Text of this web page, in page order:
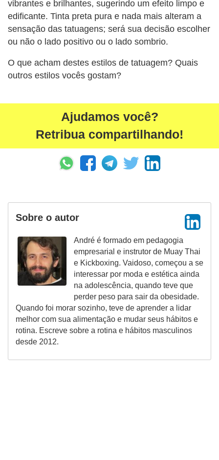
vibrantes e brilhantes, sugerindo um efeito limpo e
edificante. Tinta preta pura e nada mais alteram a
sensação das tatuagens; será sua decisão escolher
ou não o lado positivo ou o lado sombrio.
O que acham destes estilos de tatuagem? Quais
outros estilos vocês gostam?
Ajudamos você?
Retribua compartilhando!
Sobre o autor
André é formado em pedagogia
empresarial e instrutor de Muay Thai
e Kickboxing. Vaidoso, começou a se
interessar por moda e estética ainda
na adolescência, quando teve que
perder peso para sair da obesidade.
Quando foi morar sozinho, teve de aprender a lidar
melhor com sua alimentação e mudar seus hábitos e
rotina. Escreve sobre a rotina e hábitos masculinos
desde 2012.